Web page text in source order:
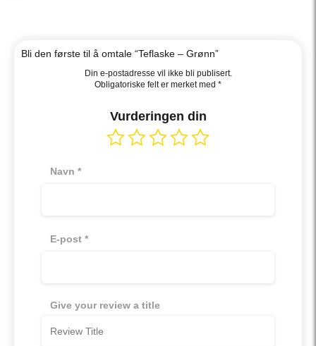
Bli den første til å omtale “Teflaske – Grønn”
Din e-postadresse vil ikke bli publisert.
Obligatoriske felt er merket med *
Give your review a title
Vurderingen din
Navn *
E-post *